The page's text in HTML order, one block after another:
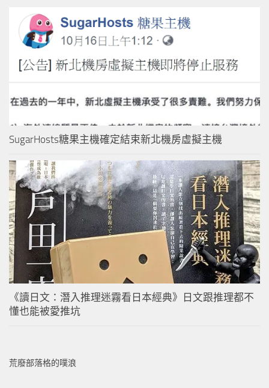
SugarHosts糖果主機確定結束新北機房虛擬主機
《讀日文：潛入推理迷霧看日本經典》日文跟推理都不
懂也能被愛推坑
荒廢部落格的噗浪